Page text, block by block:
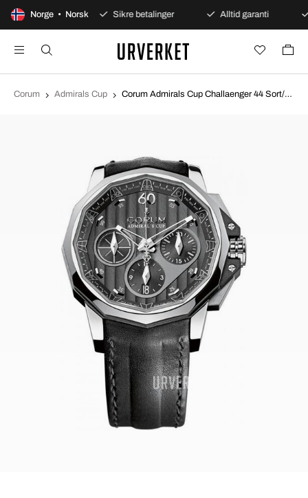
Norge • Norsk
åpent kjøp Sikre betalinger Alltid garanti
Corum Admirals Cup Corum Admirals Cup Challaenger 44 Sort/Lær Ø44 mm 753.771.20-0F61 AN15